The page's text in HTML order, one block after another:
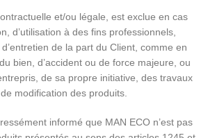
et/ou légale, est exclue en cas
d’utilisation à des fins professionnels,
de la part du Client, comme en
bien, d’accident ou de force majeure, ou
de sa propre initiative, des travaux
modification des produits.
informé que MAN ECO n’est pas